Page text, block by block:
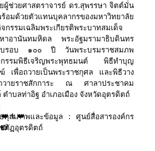
ผู้ช่วยศาสตราจารย์ ดร.สุพรรษา จิตต์มั่น
ร้อมด้วยตัวแทนบุคลากรของมหาวิทยาลัย
กรรมเฉลิมพระเกียรติพระบาทสมเด็จ
หาอานันทมหิดล พระอัฐมรามาธิบดินทร
รบรอบ ๑๐๐ ปี วันพระบรมราชสมภพ
กรรมพิธีเจริญพระพุทธมนต์ พิธีทำบุญ
เพื่อถวายเป็นพระราชกุศล และพิธีวาง
วายราชสักการะ ณ ศาลาประชาคม
ำบลท่าอิฐ อำเภอเมือง จังหวัดอุตรดิตถ์
คุณภาพและข้อมูล : ศูนย์สื่อสารองค์กร
ภัฏอุตรดิตถ์